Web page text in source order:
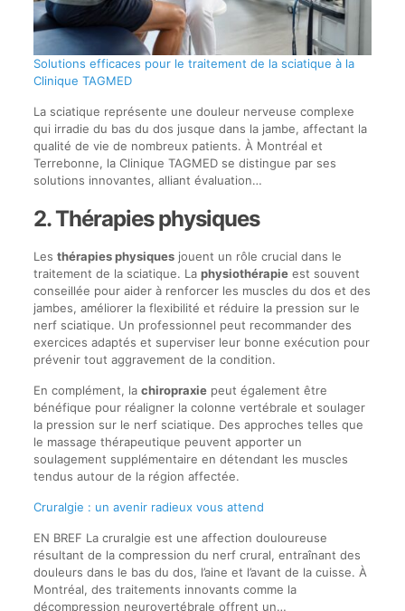
Solutions efficaces pour le traitement de la sciatique à la
Clinique TAGMED
La sciatique représente une douleur nerveuse complexe
qui irradie du bas du dos jusque dans la jambe, affectant la
qualité de vie de nombreux patients. À Montréal et
Terrebonne, la Clinique TAGMED se distingue par ses
solutions innovantes, alliant évaluation…
2. Thérapies physiques
Les thérapies physiquesjouent un rôle crucial dans le
traitement de la sciatique. La physiothérapieest souvent
conseillée pour aider à renforcer les muscles du dos et des
jambes, améliorer la flexibilité et réduire la pression sur le
nerf sciatique. Un professionnel peut recommander des
exercices adaptés et superviser leur bonne exécution pour
prévenir tout aggravement de la condition.
En complément, la chiropraxiepeut également être
bénéfique pour réaligner la colonne vertébrale et soulager
la pression sur le nerf sciatique. Des approches telles que
le massage thérapeutique peuvent apporter un
soulagement supplémentaire en détendant les muscles
tendus autour de la région affectée.
Cruralgie : un avenir radieux vous attend
EN BREF La cruralgie est une affection douloureuse
résultant de la compression du nerf crural, entraînant des
douleurs dans le bas du dos, l’aine et l’avant de la cuisse. À
Montréal, des traitements innovants comme la
décompression neurovertébrale offrent un…